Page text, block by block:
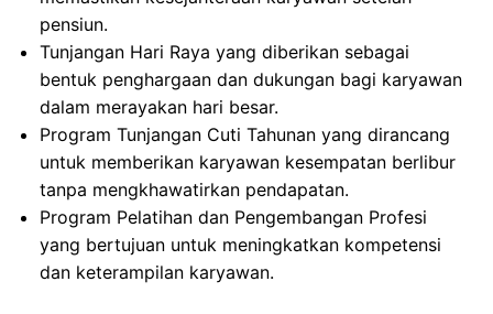
pensiun.
Tunjangan Hari Raya yang diberikan sebagai
bentuk penghargaan dan dukungan bagi karyawan
dalam merayakan hari besar.
Program Tunjangan Cuti Tahunan yang dirancang
untuk memberikan karyawan kesempatan berlibur
tanpa mengkhawatirkan pendapatan.
Program Pelatihan dan Pengembangan Profesi
yang bertujuan untuk meningkatkan kompetensi
dan keterampilan karyawan.